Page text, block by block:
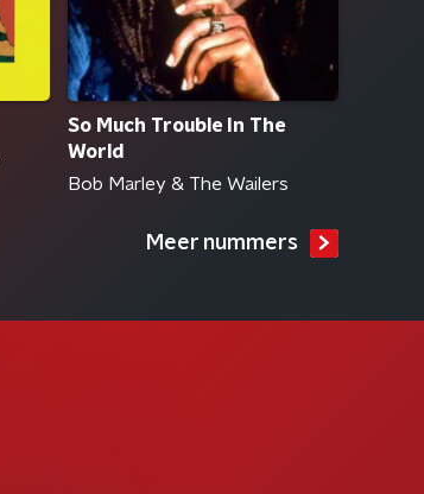
So Much Trouble In The
World
Bob Marley & The Wailers
Meer nummers